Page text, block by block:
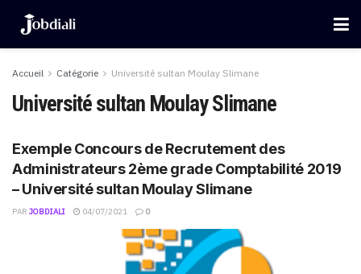
Accueil Catégorie Université sultan Moulay Slimane
Université sultan Moulay Slimane
Exemple Concours de Recrutement des
Administrateurs 2ème grade Comptabilité 2019
– Université sultan Moulay Slimane
PAR JOBDIALI 04/07/2021 0